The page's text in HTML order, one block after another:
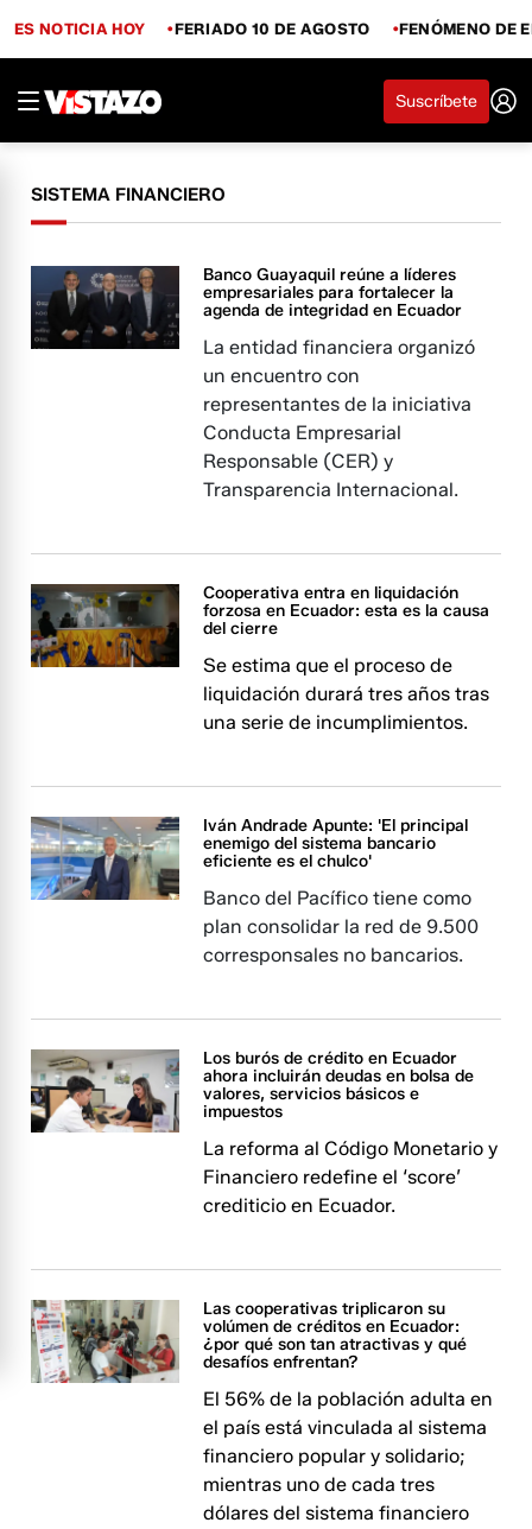
ES NOTICIA HOY FERIADO 10 DE AGOSTO FENÓMENO DE
Suscríbete
SISTEMA FINANCIERO
Banco Guayaquil reúne a líderes
empresariales para fortalecer la
agenda de integridad en Ecuador
La entidad financiera organizó
un encuentro con
representantes de la iniciativa
Conducta Empresarial
Responsable (CER) y
Transparencia Internacional.
Cooperativa entra en liquidación
forzosa en Ecuador: esta es la causa
del cierre
Se estima que el proceso de
liquidación durará tres años tras
una serie de incumplimientos.
Iván Andrade Apunte: 'El principal
enemigo del sistema bancario
eficiente es el chulco'
Banco del Pacífico tiene como
plan consolidar la red de 9.500
corresponsales no bancarios.
Los burós de crédito en Ecuador
ahora incluirán deudas en bolsa de
valores, servicios básicos e
impuestos
La reforma al Código Monetario y
Financiero redefine el ‘score’
crediticio en Ecuador.
Las cooperativas triplicaron su
volúmen de créditos en Ecuador:
¿por qué son tan atractivas y qué
desafíos enfrentan?
El 56% de la población adulta en
el país está vinculada al sistema
financiero popular y solidario;
mientras uno de cada tres
dólares del sistema financiero